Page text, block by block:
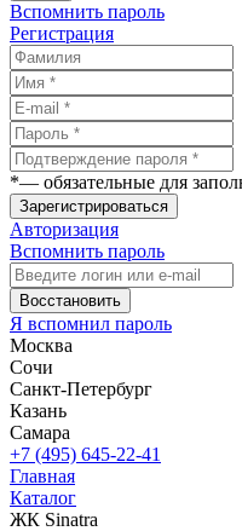
Вспомнить пароль
Регистрация
*— обязательные для
Зарегистрироваться
Авторизация
Вспомнить пароль
Восстановить
Я вспомнил пароль
Москва
Сочи
Санкт-Петербург
Казань
Самара
+7 (495) 645-22-41
Главная
Каталог
ЖК Sinatra